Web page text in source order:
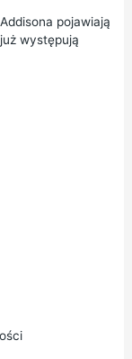
pojawiają
występują